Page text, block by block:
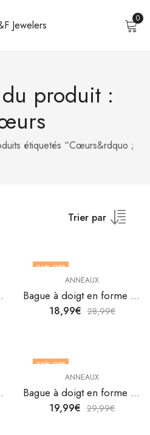
0
produit :
étiquetés “Cœurs&rdquo ;
Trier par
de V&F Jewelers
34% OFF
ANNEAUX
Bague à doigt en forme de cœur en acier inoxydable plaqué or 18 carats de V&F Jewelers
18,99€ 28,99€
de V&F Jewelers
33% OFF
OUT OF STOCK
ANNEAUX
Bague à doigt en forme de cœur en acier inoxydable plaqué or 18 carats de V&F Jewelers
19,99€ 29,99€